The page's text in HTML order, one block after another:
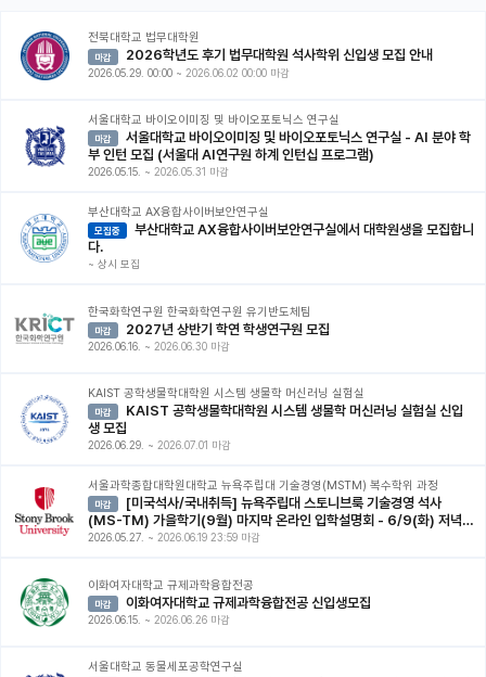
전북대학교 법무대학원
마감 2026학년도 후기 법무대학원 석사학위 신입생 모집 안내
2026.05.29. 00:00 ~ 2026.06.02 00:00 마감
서울대학교 바이오이미징 및 바이오포토닉스 연구실
마감
부 인턴 모집 (서울대 AI연구원 하계 인턴십 프로그램)
2026.05.15. ~ 2026.05.31 마감
부산대학교 AX융합사이버보안연구실
모집중
다.
~ 상시 모집
한국화학연구원 한국화학연구원 유기반도체팀
마감 2027년 상반기 학연 학생연구원 모집
2026.06.16. ~ 2026.06.30 마감
KAIST 공학생물학대학원 시스템 생물학 머신러닝 실험실
마감
생 모집
2026.06.29. ~ 2026.07.01 마감
서울과학종합대학원대학교 뉴욕주립대 기술경영(MSTM) 복수학위 과정
마감
(MS-TM) 가을학기(9월) 마지막 온라인 입학설명회 - 6/9(화) 저녁7
시
2026.05.27. ~ 2026.06.19 23:59 마감
이화여자대학교 규제과학융합전공
마감 이화여자대학교 규제과학융합전공 신입생모집
2026.06.15. ~ 2026.06.26 마감
서울대학교 동물세포공학연구실